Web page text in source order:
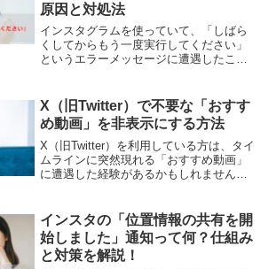
原因と対処法
インスタグラムを使っていて、「しばら
くしてからもう一度実行してください」
というエラーメッセージに遭遇したこと
ょっとした操作をするたびにこのエラー
が出ると、イライラしてし...
X（旧Twitter）で不要な「おすす
め動画」を非表示にする方法
X（旧Twitter）を利用している方は、タイ
ムラインに突然現れる「おすすめ動画」
に遭遇した経験があるかもしれません。
不要な機能だと感じる」「関心のない動
画や不愉快なサ...
インスタの「位置情報の共有を開
始しました」通知って何？仕組み
と対策を解説！